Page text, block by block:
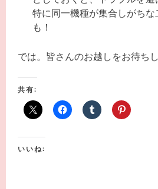
特に同一機種が集合しがち
も！
では。皆さんのお越しをお待ち
共有:
いいね: